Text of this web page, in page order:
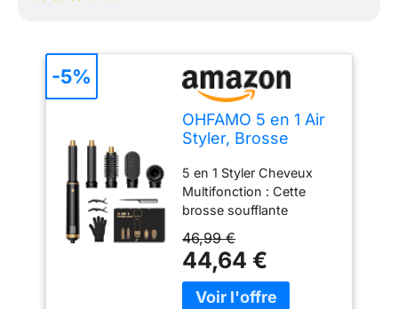
OHFAMO 5 en 1 Air
Styler, Brosse
Sèche Cheveux
Ionique, Boucleur
Automatique,
Brosse Chauffante
et Lisseur pour
Boucler, Lisser,
Créer du Volume à
5 en 1 Styler Cheveux
Multifonction : Cette
brosse soufflante
sèche cheveux, un
boucleur à cheveux, un
brosse lissante et une
brosse chauffante dans
46,99 €
44,64 €
-5%